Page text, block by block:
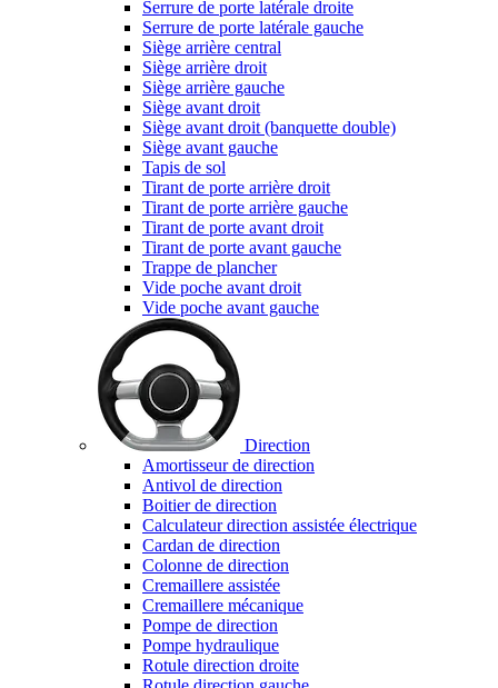
Serrure de porte latérale droite
Serrure de porte latérale gauche
Siège arrière central
Siège arrière droit
Siège arrière gauche
Siège avant droit
Siège avant droit (banquette double)
Siège avant gauche
Tapis de sol
Tirant de porte arrière droit
Tirant de porte arrière gauche
Tirant de porte avant droit
Tirant de porte avant gauche
Trappe de plancher
Vide poche avant droit
Vide poche avant gauche
Direction
Amortisseur de direction
Antivol de direction
Boitier de direction
Calculateur direction assistée électrique
Cardan de direction
Colonne de direction
Cremaillere assistée
Cremaillere mécanique
Pompe de direction
Pompe hydraulique
Rotule direction droite